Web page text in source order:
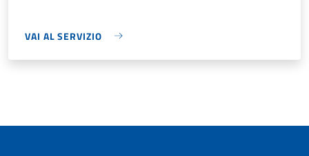
VAI AL SERVIZIO